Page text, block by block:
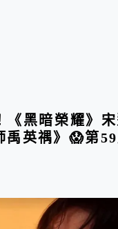
《黑暗榮耀》
禹英禑》😱第